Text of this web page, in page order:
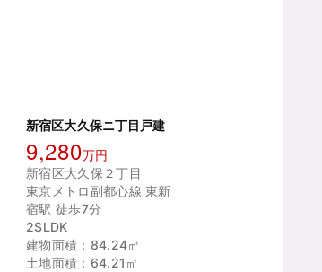
新宿区大久保ニ丁目戸建
9,280万円
新宿区大久保２丁目
東京メトロ副都心線 東新
宿駅 徒歩7分
2SLDK
建物面積：84.24㎡
土地面積：64.21㎡